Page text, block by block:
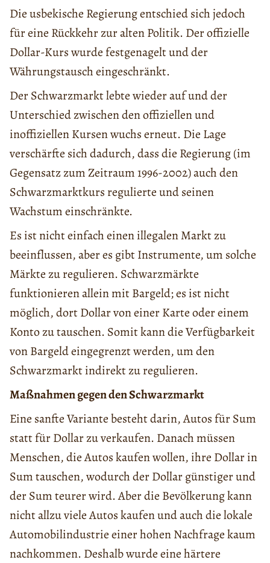
Die usbekische Regierung entschied sich jedoch
für eine Rückkehr zur alten Politik. Der offizielle
Dollar-Kurs wurde festgenagelt und der
Währungstausch eingeschränkt.
Der Schwarzmarkt lebte wieder auf und der
Unterschied zwischen den offiziellen und
inoffiziellen Kursen wuchs erneut. Die Lage
verschärfte sich dadurch, dass die Regierung (im
Gegensatz zum Zeitraum 1996-2002) auch den
Schwarzmarktkurs regulierte und seinen
Wachstum einschränkte.
Es ist nicht einfach einen illegalen Markt zu
beeinflussen, aber es gibt Instrumente, um solche
Märkte zu regulieren. Schwarzmärkte
funktionieren allein mit Bargeld; es ist nicht
möglich, dort Dollar von einer Karte oder einem
Konto zu tauschen. Somit kann die Verfügbarkeit
von Bargeld eingegrenzt werden, um den
Schwarzmarkt indirekt zu regulieren.
Maßnahmen gegen den Schwarzmarkt
Eine sanfte Variante besteht darin, Autos für Sum
statt für Dollar zu verkaufen. Danach müssen
Menschen, die Autos kaufen wollen, ihre Dollar in
Sum tauschen, wodurch der Dollar günstiger und
der Sum teurer wird. Aber die Bevölkerung kann
nicht allzu viele Autos kaufen und auch die lokale
Automobilindustrie einer hohen Nachfrage kaum
nachkommen. Deshalb wurde eine härtere